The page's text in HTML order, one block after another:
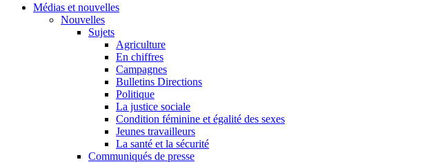
Médias et nouvelles
Nouvelles
Sujets
Agriculture
En chiffres
Campagnes
Bulletins Directions
Politique
La justice sociale
Condition féminine et égalité des sexes
Jeunes travailleurs
La santé et la sécurité
Communiqués de presse